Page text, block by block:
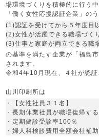
場環境づくりを積極的に行う
「働く女性応援認証企業」のう
(1)認証を受けてから５年度目
(2)女性が活躍できる職場づく
(3)仕事と家庭が両立できる職
の基準を満たす企業が「福島
されます。
令和4年10月現在、４社が認証
山川印刷所は
・【女性社員３１名】
・長期休業社員が職場復帰す
・定期健診受診率100％
・婦人科検診費用全額会社補助